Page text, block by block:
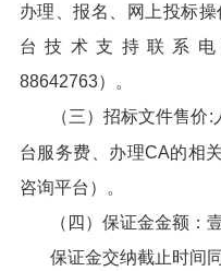
办理、报名、网上投标
台技术支持联系电
88642763）。
（三）招标文件售价
台服务费、办理CA的相
咨询平台）。
（四）保证金金额：
保证金交纳截止时间